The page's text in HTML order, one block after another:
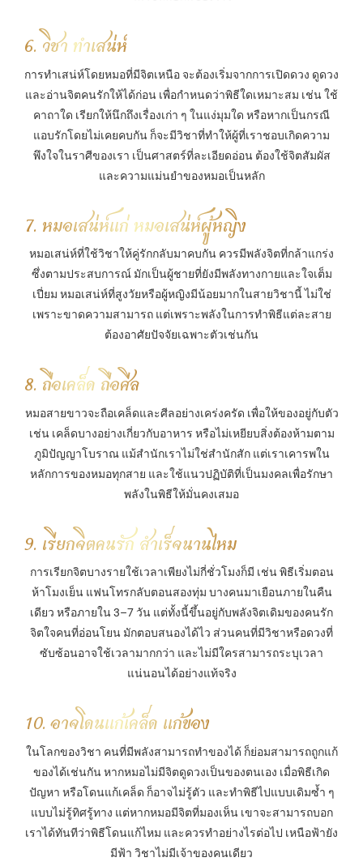
6. วิชา ทำเสน่ห์
การทำเสน่ห์โดยหมอที่มีจิตเหนือ จะต้องเริ่มจากการเปิดดวง ดูดวง
และอ่านจิตคนรักให้ได้ก่อน เพื่อกำหนดว่าพิธีใดเหมาะสม เช่น ใช้
คาถาใด เรียกให้นึกถึงเรื่องเก่า ๆ ในแง่มุมใด หรือหากเป็นกรณี
แอบรักโดยไม่เคยคบกัน ก็จะมีวิชาที่ทำให้ผู้ที่เราชอบเกิดความ
พึงใจในราศีของเรา เป็นศาสตร์ที่ละเอียดอ่อน ต้องใช้จิตสัมผัส
และความแม่นยำของหมอเป็นหลัก
7. หมอเสน่ห์แก่ หมอเสน่ห์ผู้หญิง
หมอเสน่ห์ที่ใช้วิชาให้คู่รักกลับมาคบกัน ควรมีพลังจิตที่กล้าแกร่ง
ซึ่งตามประสบการณ์ มักเป็นผู้ชายที่ยังมีพลังทางกายและใจเต็ม
เปี่ยม หมอเสน่ห์ที่สูงวัยหรือผู้หญิงมีน้อยมากในสายวิชานี้ ไม่ใช่
เพราะขาดความสามารถ แต่เพราะพลังในการทำพิธีแต่ละสาย
ต้องอาศัยปัจจัยเฉพาะตัวเช่นกัน
8. ถือเคล็ด ถือศีล
หมอสายขาวจะถือเคล็ดและศีลอย่างเคร่งครัด เพื่อให้ของอยู่กับตัว
เช่น เคล็ดบางอย่างเกี่ยวกับอาหาร หรือไม่เหยียบสิ่งต้องห้ามตาม
ภูมิปัญญาโบราณ แม้สำนักเราไม่ใช่สำนักสัก แต่เราเคารพใน
หลักการของหมอทุกสาย และใช้แนวปฏิบัติที่เป็นมงคลเพื่อรักษา
พลังในพิธีให้มั่นคงเสมอ
9. เรียกจิตคนรัก สำเร็จนานไหม
การเรียกจิตบางรายใช้เวลาเพียงไม่กี่ชั่วโมงก็มี เช่น พิธีเริ่มตอน
ห้าโมงเย็น แฟนโทรกลับตอนสองทุ่ม บางคนมาเยือนภายในคืน
เดียว หรือภายใน 3–7 วัน แต่ทั้งนี้ขึ้นอยู่กับพลังจิตเดิมของคนรัก
จิตใจคนที่อ่อนโยน มักตอบสนองได้ไว ส่วนคนที่มีวิชาหรือดวงที่
ซับซ้อนอาจใช้เวลามากกว่า และไม่มีใครสามารถระบุเวลา
แน่นอนได้อย่างแท้จริง
10. อาจโดนแก้เคล็ด แก้ของ
ในโลกของวิชา คนที่มีพลังสามารถทำของได้ ก็ย่อมสามารถถูกแก้
ของได้เช่นกัน หากหมอไม่มีจิตดูดวงเป็นของตนเอง เมื่อพิธีเกิด
ปัญหา หรือโดนแก้เคล็ด ก็อาจไม่รู้ตัว และทำพิธีไปแบบเดิมซ้ำ ๆ
แบบไม่รู้ทิศรู้ทาง แต่หากหมอมีจิตที่มองเห็น เขาจะสามารถบอก
เราได้ทันทีว่าพิธีโดนแก้ไหม และควรทำอย่างไรต่อไป เหนือฟ้ายัง
มีฟ้า วิชาไม่มีเจ้าของคนเดียว